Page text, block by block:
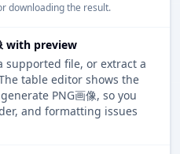
downloading the result.
with preview
supported file, or extract a
table editor shows the
PNG画像, so you
and formatting issues